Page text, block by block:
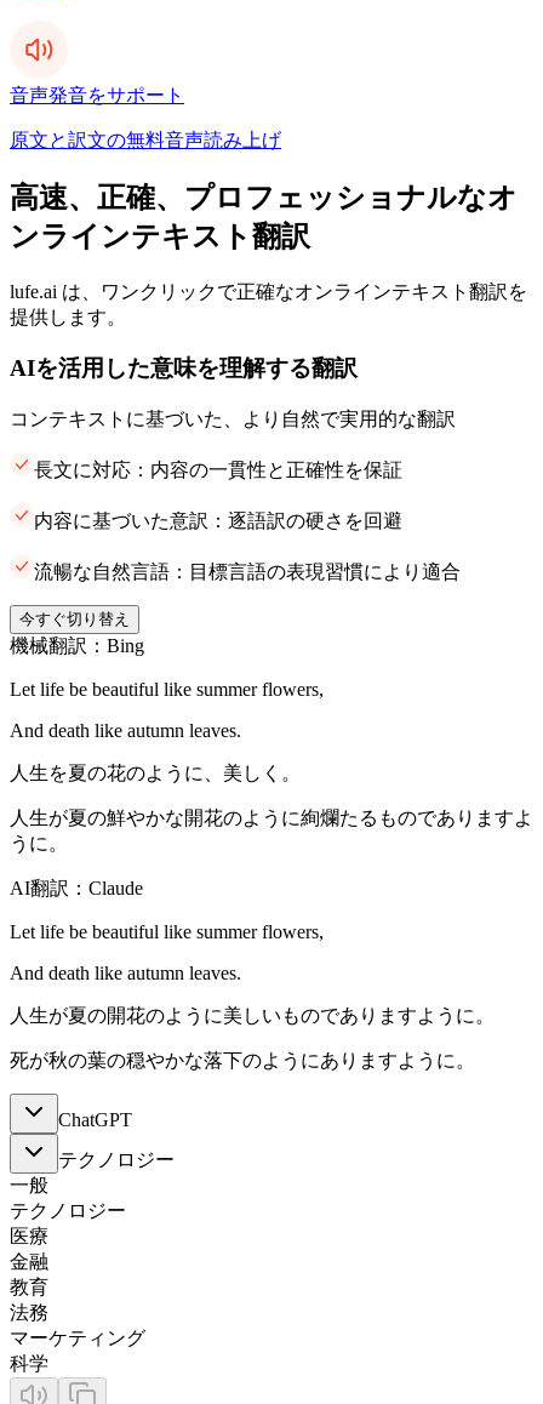
音声発音をサポート
原文と訳文の無料音声読み上げ
高速、正確、プロフェッショナルなオ
ンラインテキスト翻訳
lufe.ai は、ワンクリックで正確なオンラインテキスト翻訳を
提供します。
AIを活用した意味を理解する翻訳
コンテキストに基づいた、より自然で実用的な翻訳
長文に対応：内容の一貫性と正確性を保証
内容に基づいた意訳：逐語訳の硬さを回避
流暢な自然言語：目標言語の表現習慣により適合
今すぐ切り替え
機械翻訳：Bing
Let life be beautiful like summer flowers,
And death like autumn leaves.
人生を夏の花のように、美しく。
人生が夏の鮮やかな開花のように絢爛たるものでありますよ
うに。
AI翻訳：Claude
Let life be beautiful like summer flowers,
And death like autumn leaves.
人生が夏の開花のように美しいものでありますように。
死が秋の葉の穏やかな落下のようにありますように。
ChatGPT
テクノロジー
一般
テクノロジー
医療
金融
教育
法務
マーケティング
科学